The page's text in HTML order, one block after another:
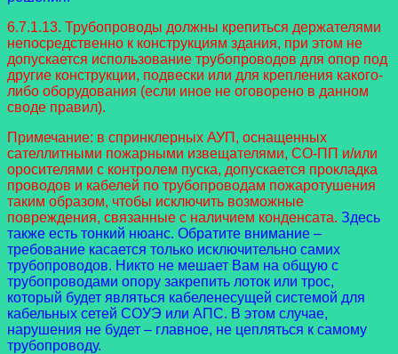
6.7.1.13. Трубопроводы должны крепиться держателями
непосредственно к конструкциям здания, при этом не
допускается использование трубопроводов для опор под
другие конструкции, подвески или для крепления какого-
либо оборудования (если иное не оговорено в данном
своде правил).
Примечание: в спринклерных АУП, оснащенных
сателлитными пожарными извещателями, СО-ПП и/или
оросителями с контролем пуска, допускается прокладка
проводов и кабелей по трубопроводам пожаротушения
таким образом, чтобы исключить возможные
повреждения, связанные с наличием конденсата. Здесь
также есть тонкий нюанс. Обратите внимание –
требование касается только исключительно самих
трубопроводов. Никто не мешает Вам на общую с
трубопроводами опору закрепить лоток или трос,
который будет являться кабеленесущей системой для
кабельных сетей СОУЭ или АПС. В этом случае,
нарушения не будет – главное, не цепляться к самому
трубопроводу.